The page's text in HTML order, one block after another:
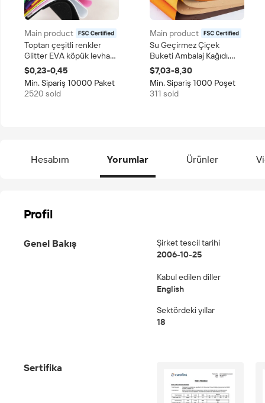
Main product
certified
Toptan çeşitli renkler
Glitter EVA köpük levha
parlak zanaat Goma Eva
DIY fabrika Outlet ürün
kategorisi kağıt
Paperboards için
$0,23-0,45
Min. Sipariş 10000 Paket
2520 sold
Main product
certified
Su Geçirmez Çiçek
Buketi Ambalaj Kağıdı,
Doğum Günü, Parti,
Düğün ve DIY El Sanatları
için Çiçekçi Malzemeleri
Paketleme
$7,03-8,30
Min. Sipariş 1000 Poşet
311 sold
Hesabım Yorumlar Ürünler
Profil
Genel Bakış
Şirket tescil tarihi
2006-10-25
Kabul edilen diller
English
Sektördeki yıllar
18
Sertifika